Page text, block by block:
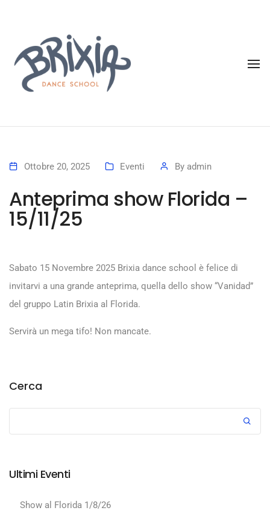
Ottobre 20, 2025 Eventi By admin
Anteprima show Florida –
15/11/25
Sabato 15 Novembre 2025 Brixia dance school è felice di
invitarvi a una grande anteprima, quella dello show “Vanidad”
del gruppo Latin Brixia al Florida.
Servirà un mega tifo! Non mancate.
Cerca
Ultimi Eventi
Show al Florida 1/8/26